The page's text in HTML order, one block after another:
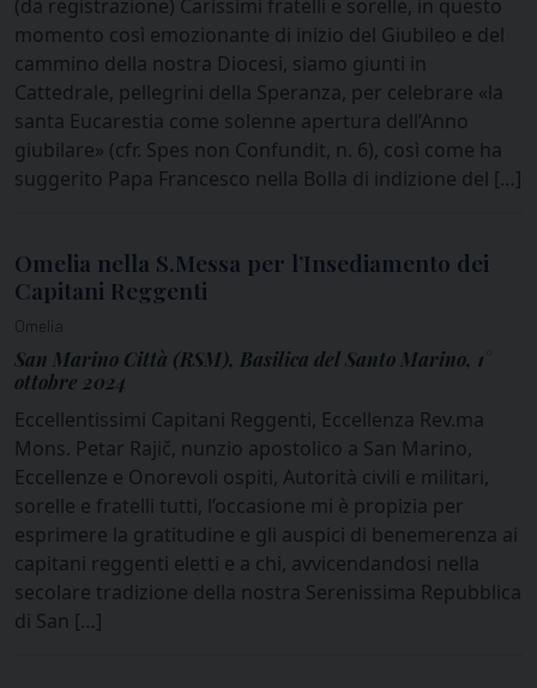
(da registrazione) Carissimi fratelli e sorelle, in questo
momento così emozionante di inizio del Giubileo e del
cammino della nostra Diocesi, siamo giunti in
Cattedrale, pellegrini della Speranza, per celebrare «la
santa Eucarestia come solenne apertura dell’Anno
giubilare» (cfr. Spes non Confundit, n. 6), così come ha
suggerito Papa Francesco nella Bolla di indizione del […]
Omelia nella S.Messa per l’Insediamento dei
Capitani Reggenti
Omelia
San Marino Città (RSM), Basilica del Santo Marino, 1°
ottobre 2024
Eccellentissimi Capitani Reggenti, Eccellenza Rev.ma
Mons. Petar Rajič, nunzio apostolico a San Marino,
Eccellenze e Onorevoli ospiti, Autorità civili e militari,
sorelle e fratelli tutti, l’occasione mi è propizia per
esprimere la gratitudine e gli auspici di benemerenza ai
capitani reggenti eletti e a chi, avvicendandosi nella
secolare tradizione della nostra Serenissima Repubblica
di San […]